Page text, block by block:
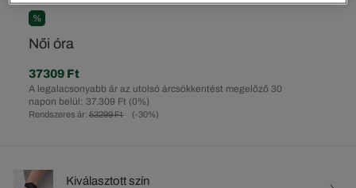
%
Női óra
Rendszeres ár: 53299 Ft (-30%)
A legalacsonyabb ár az utolsó árcsökkentést megelőző 30
napon belül: 37.309 Ft (0%)
37309 Ft
Kiválasztott szín